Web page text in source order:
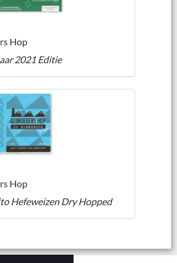
Hop
2021 Editie
Hop
Hefeweizen Dry Hopped